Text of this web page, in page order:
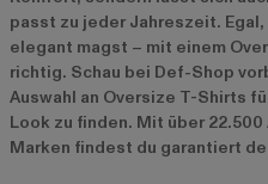
passt zu jeder Jahreszeit.
elegant magst – mit einem
richtig. Schau bei Def-Shop
Auswahl an Oversize T-Shirts
Look zu finden. Mit über
Marken findest du garantiert